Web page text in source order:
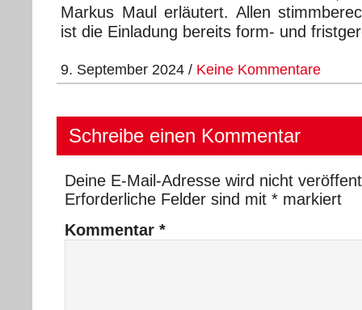
Markus Maul erläutert. Allen
ist die Einladung bereits form- und
9. September 2024 / Keine Kommentare
Schreibe einen Kommentar
Deine E-Mail-Adresse wird nicht
Erforderliche Felder sind mit * markiert
Kommentar *